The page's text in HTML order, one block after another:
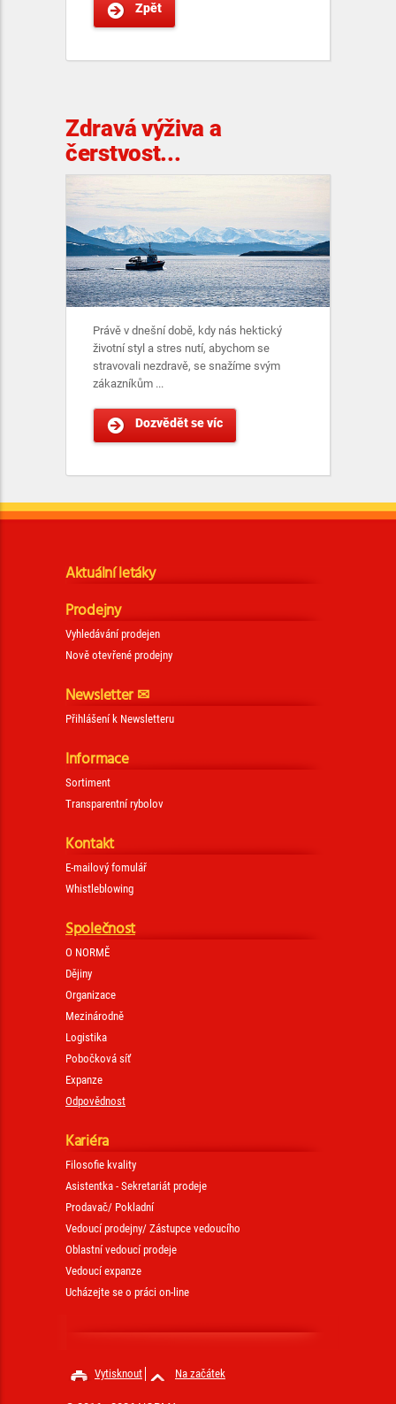
Zpět
Zdravá výživa a
čerstvost...
Právě v dnešní době, kdy nás hektický
životní styl a stres nutí, abychom se
stravovali nezdravě, se snažíme svým
zákazníkům ...
Dozvědět se víc
Aktuální letáky
Prodejny
Vyhledávání prodejen
Nově otevřené prodejny
Newsletter ✉
Přihlášení k Newsletteru
Informace
Sortiment
Transparentní rybolov
Kontakt
E-mailový fomulář
Whistleblowing
Společnost
O NORMĚ
Dějiny
Organizace
Mezinárodně
Logistika
Pobočková síť
Expanze
Odpovědnost
Kariéra
Filosofie kvality
Asistentka - Sekretariát prodeje
Prodavač/ Pokladní
Vedoucí prodejny/ Zástupce vedoucího
Oblastní vedoucí prodeje
Vedoucí expanze
Ucházejte se o práci on-line
Vytisknout Na začátek